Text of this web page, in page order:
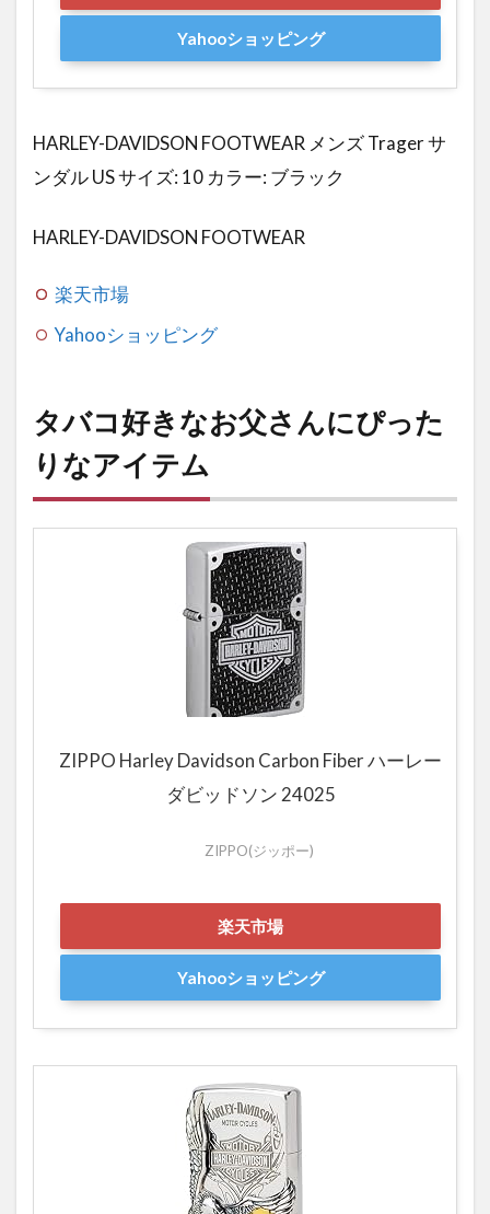
Yahooショッピング
HARLEY-DAVIDSON FOOTWEAR メンズ Trager サ
ンダル US サイズ: 10 カラー: ブラック
HARLEY-DAVIDSON FOOTWEAR
楽天市場
Yahooショッピング
タバコ好きなお父さんにぴった
りなアイテム
ZIPPO Harley Davidson Carbon Fiber ハーレー
ダビッドソン 24025
ZIPPO(ジッポー)
楽天市場
Yahooショッピング